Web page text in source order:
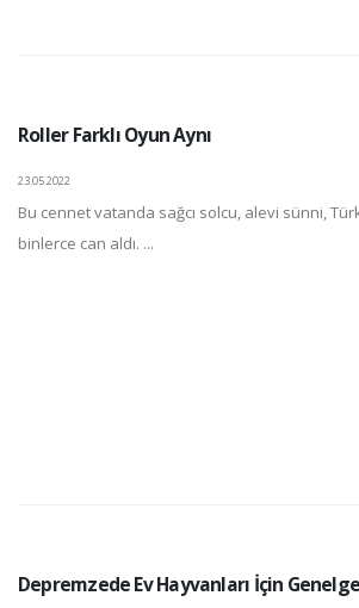
Roller Farklı Oyun Aynı
23.05.2022
Bu cennet vatanda sağcı solcu, alevi sünni, Türk
binlerce can aldı. ...
Depremzede Ev Hayvanları İçin Genelge